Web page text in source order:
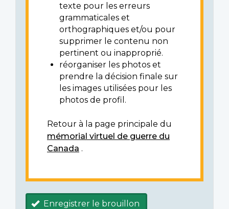
texte pour les erreurs
grammaticales et
orthographiques et/ou pour
supprimer le contenu non
pertinent ou inapproprié.
réorganiser les photos et
prendre la décision finale sur
les images utilisées pour les
photos de profil.
Retour à la page principale du
mémorial virtuel de guerre du
Canada .
Enregistrer le brouillon